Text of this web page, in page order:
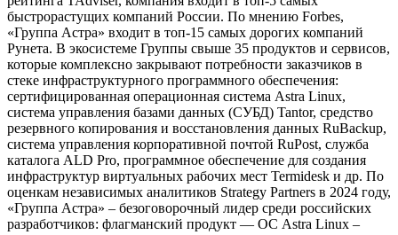
быстрорастущих компаний России. По мнению Forbes,
«Группа Астра» входит в топ-15 самых дорогих компаний
Рунета. В экосистеме Группы свыше 35 продуктов и сервисов,
которые комплексно закрывают потребности заказчиков в
стеке инфраструктурного программного обеспечения:
сертифицированная операционная система Astra Linux,
система управления базами данных (СУБД) Tantor, средство
резервного копирования и восстановления данных RuBackup,
система управления корпоративной почтой RuPost, служба
каталога ALD Pro, программное обеспечение для создания
инфраструктур виртуальных рабочих мест Termidesk и др. По
оценкам независимых аналитиков Strategy Partners в 2024 году,
«Группа Астра» – безоговорочный лидер среди российских
разработчиков: флагманский продукт — ОС Astra Linux –